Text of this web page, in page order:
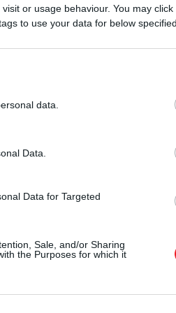
or usage behaviour. You may
to use your data for below
data.
Data.
Data for Targeted
Sale, and/or Sharing
the Purposes for which it
mindig kéznél
fekete bors és chilipehely is
hogyegyenletesen érje
megoldás lehet egy
a folyamatot, ezért
hőmérsékletű hely megfelelő
emelkednek fel a